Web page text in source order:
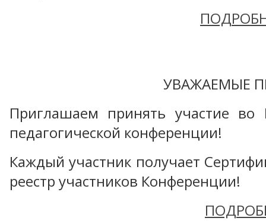
УВАЖАЕМЫЕ
Приглашаем принять участие во
педагогической конференции!
Каждый участник получает
реестр участников Конференции!